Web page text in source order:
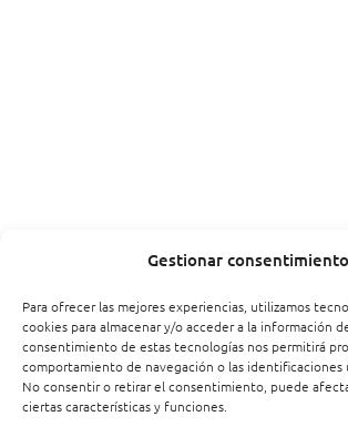
Gestionar consentimiento
Para ofrecer las mejores experiencias, utilizamos
cookies para almacenar y/o acceder a la información
consentimiento de estas tecnologías nos permitirá
comportamiento de navegación o las identificaciones
No consentir o retirar el consentimiento, puede
ciertas características y funciones.